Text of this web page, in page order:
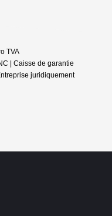
TVA
| Caisse de garantie
juridiquement